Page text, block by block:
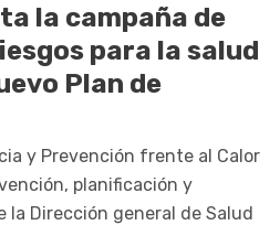
la campaña de
para la salud
Plan de
y Prevención frente al Calor
planificación y
la Dirección general de Salud